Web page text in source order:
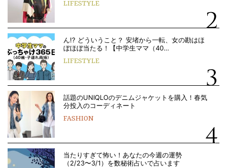
LIFESTYLE
ん!? どういうこと？ 安堵から一転、女の勘はほ
ぼほぼ当たる！【中学生ママ（40…
LIFESTYLE
話題のUNIQLOのデニムジャケットを購入！春気
分投入のコーディネート
FASHION
当たりすぎて怖い！あなたの今週の運勢
（2/23〜3/1）を数秘術占いで占います